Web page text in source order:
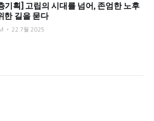
기획] 고립의 시대를 넘어, 존엄한 노후
한 길을 묻다
22 7월 2025